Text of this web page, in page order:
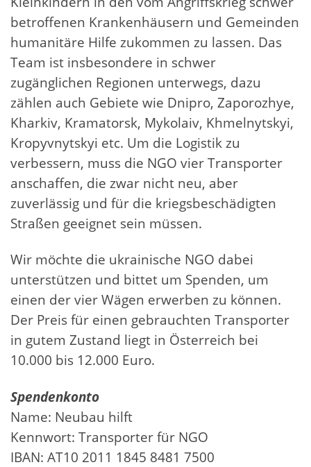
betroffenen Krankenhäusern und Gemeinden
humanitäre Hilfe zukommen zu lassen. Das
Team ist insbesondere in schwer
zugänglichen Regionen unterwegs, dazu
zählen auch Gebiete wie Dnipro, Zaporozhye,
Kharkiv, Kramatorsk, Mykolaiv, Khmelnytskyi,
Kropyvnytskyi etc. Um die Logistik zu
verbessern, muss die NGO vier Transporter
anschaffen, die zwar nicht neu, aber
zuverlässig und für die kriegsbeschädigten
Straßen geeignet sein müssen.
Wir möchte die ukrainische NGO dabei
unterstützen und bittet um Spenden, um
einen der vier Wägen erwerben zu können.
Der Preis für einen gebrauchten Transporter
in gutem Zustand liegt in Österreich bei
10.000 bis 12.000 Euro.
Spendenkonto
Name: Neubau hilft
Kennwort: Transporter für NGO
IBAN: AT10 2011 1845 8481 7500